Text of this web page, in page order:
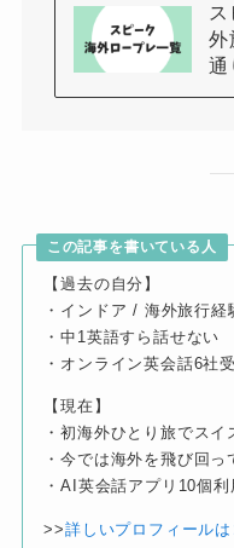
外
通
この記事を書いている人
【過去の自分】
・インドア / 海外旅行経
・中1英語すら話せない
・オンライン英会話6社
【現在】
・初海外ひとり旅でスイ
・今では海外を飛び回っ
・AI英会話アプリ10個利
>>詳しいプロフィールは